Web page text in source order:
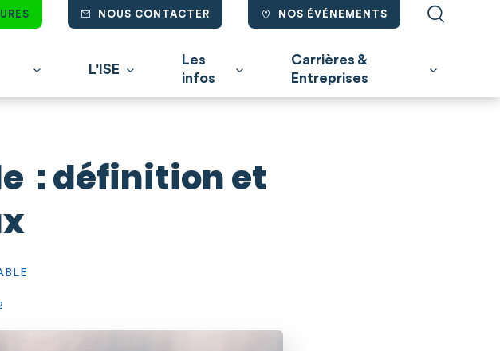
NOUS CONTACTER NOS ÉVÉNEMENTS
L'ISE
Les
infos
Carrières &
Entreprises
: définition et